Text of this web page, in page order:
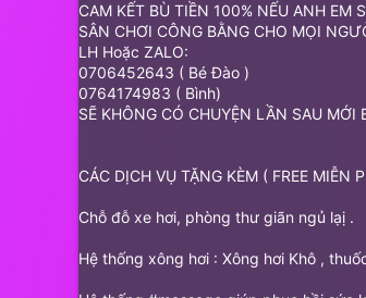
CAM KẾT BÙ TIỀN 100% NẾU ANH EM
SÂN CHƠI CÔNG BẰNG CHO MỌI
LH Hoặc ZALO:
0706452643 ( Bé Đào )
0764174983 ( Bình)
SẼ KHÔNG CÓ CHUYỆN LẦN SAU MỚI
CÁC DỊCH VỤ TẶNG KÈM ( FREE MIỄN
Chỗ đỗ xe hơi, phòng thư giãn ngủ lạị .
Hệ thống xông hơi : Xông hơi Khô ,